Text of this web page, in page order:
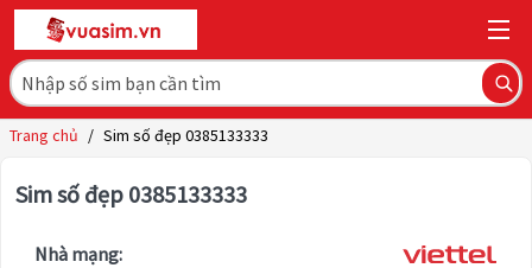
Trang chủ / Sim số đẹp 0385133333
Sim số đẹp 0385133333
Nhà mạng: